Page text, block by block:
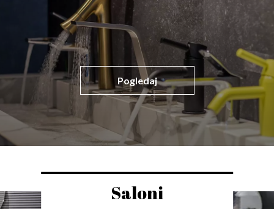
Pogledaj
Saloni